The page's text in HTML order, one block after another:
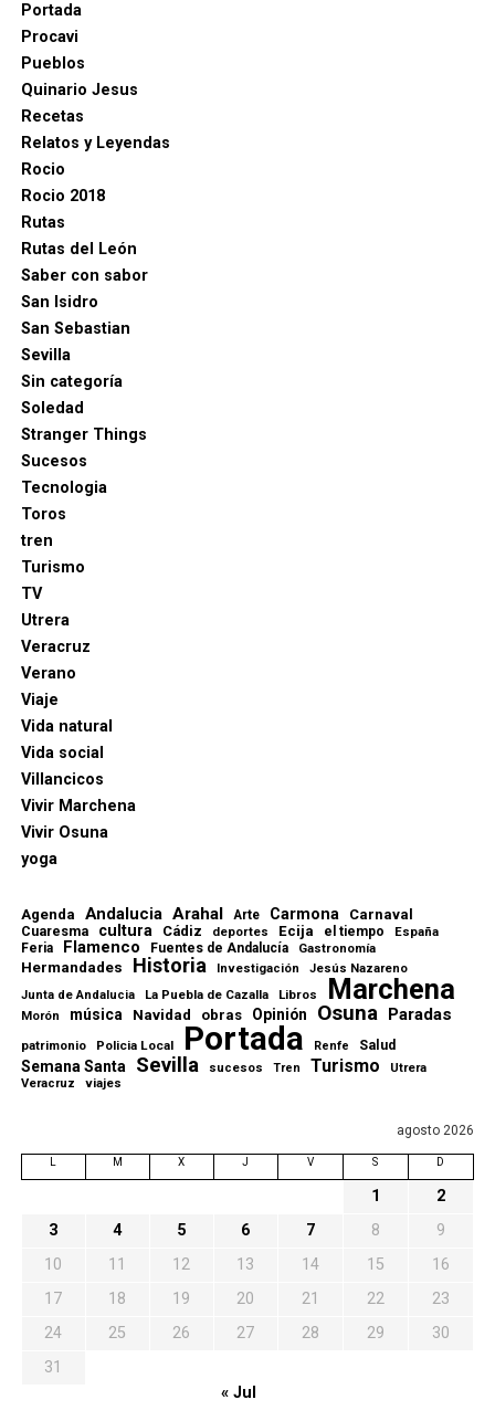
Portada
Procavi
Pueblos
Quinario Jesus
Recetas
Relatos y Leyendas
Rocio
Rocio 2018
Rutas
Rutas del León
Saber con sabor
San Isidro
San Sebastian
Sevilla
Sin categoría
Soledad
Stranger Things
Sucesos
Tecnologia
Toros
tren
Turismo
TV
Utrera
Veracruz
Verano
Viaje
Vida natural
Vida social
Villancicos
Vivir Marchena
Vivir Osuna
yoga
Agenda Andalucia Arahal Arte Carmona
Carnaval
Cuaresma
cultura Cádiz deportes Ecija el tiempo España
Feria Flamenco Fuentes de Andalucía Gastronomía
Hermandades Historia Investigación
Jesús Nazareno
Junta de Andalucia
La Puebla de Cazalla Libros Marchena
Morón música Navidad obras Opinión Osuna Paradas
patrimonio Policia Local Portada Renfe Salud
Semana Santa Sevilla sucesos Tren Turismo
Utrera
Veracruz
viajes
agosto 2026
L M X J V S D
1
2
3
4 5 6 7 8
9
10
11 12 13 14 15
16
17
18 19 20 21 22
23
24
25 26 27 28 29
30
31
« Jul